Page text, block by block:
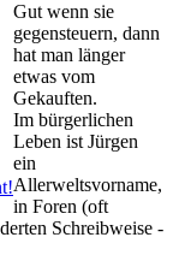
Gut wenn sie
gegensteuern, dann
hat man länger
etwas vom
Gekauften.
Im bürgerlichen
Leben ist Jürgen
ein
Allerweltsvorname,
in Foren (oft
Schreibweise -